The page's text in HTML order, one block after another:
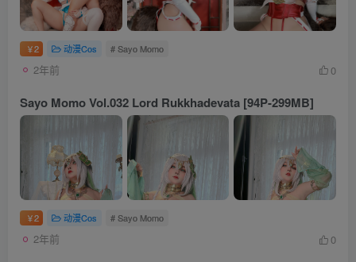
￥2 动漫Cos # Sayo Momo
2年前 0
Sayo Momo Vol.032 Lord Rukkhadevata [94P-299MB]
￥2 动漫Cos # Sayo Momo
2年前 0